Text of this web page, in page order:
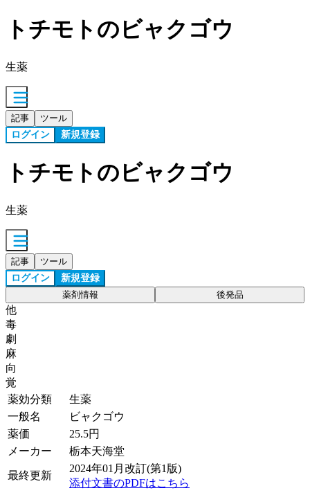
トチモトのビャクゴウ
生薬
記事 ツール
ログイン 新規登録
トチモトのビャクゴウ
生薬
記事 ツール
ログイン 新規登録
薬剤情報 後発品
他
毒
劇
麻
向
覚
薬効分類
生薬
一般名
ビャクゴウ
薬価
25.5円
メーカー
栃本天海堂
最終更新
2024年01月改訂(第1版)
添付文書のPDFはこちら